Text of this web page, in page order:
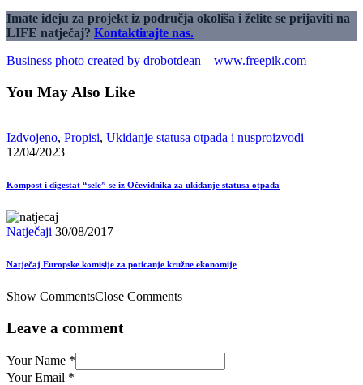
Imate ideju za projekt iz područja okoliša i želite se prijaviti na
LIFE natječaj? Kontaktirajte nas.
Business photo created by drobotdean – www.freepik.com
You May Also Like
Izdvojeno, Propisi, Ukidanje statusa otpada i nusproizvodi
12/04/2023
Kompost i digestat “sele” se iz Očevidnika za ukidanje statusa otpada
Natječaji 30/08/2017
Natječaj Europske komisije za poticanje kružne ekonomije
Show CommentsClose Comments
Leave a comment
Your Name *
Your Email *